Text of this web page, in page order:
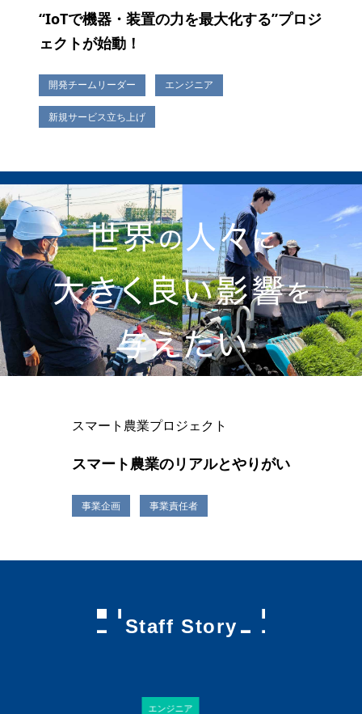
“IoTで機器・装置の力を最大化する”プロジ
ェクトが始動！
開発チームリーダー エンジニア
新規サービス立ち上げ
スマート農業プロジェクト
スマート農業のリアルとやりがい
事業企画 事業責任者
Staff Story